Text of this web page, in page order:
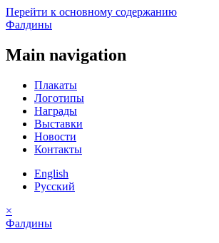
Перейти к основному содержанию
Фалдины
Main navigation
Плакаты
Логотипы
Награды
Выставки
Новости
Контакты
English
Русский
×
Фалдины